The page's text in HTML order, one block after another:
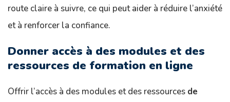
route claire à suivre, ce qui peut aider à réduire l’anxiété
et à renforcer la confiance.
Donner accès à des modules et des
ressources de formation en ligne
Offrir l’accès à des modules et des ressources de